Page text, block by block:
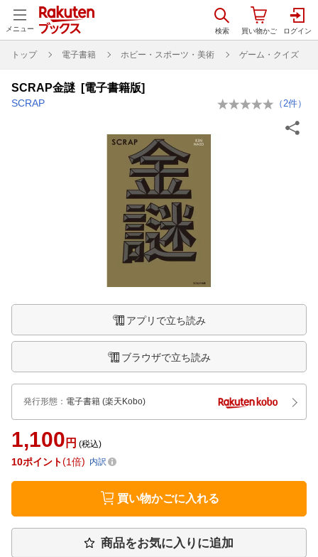
メニュー
トップ 電子書籍 ホビー・スポーツ・美術 ゲーム・クイズ
SCRAP金謎 [電子書籍版]
SCRAP （2件）
アプリで立ち読み
ブラウザで立ち読み
発行形態 ： 電子書籍 (楽天Kobo)
1,100 円 (税込)
10ポイント 1倍 内訳
買い物かごに入れる
商品をお気に入りに追加